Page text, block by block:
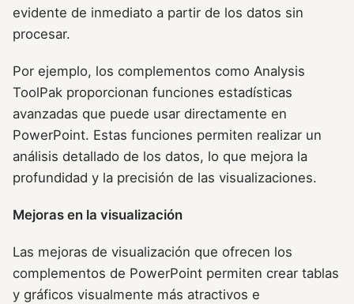
evidente de inmediato a partir de los datos sin
procesar.
Por ejemplo, los complementos como Analysis
ToolPak proporcionan funciones estadísticas
avanzadas que puede usar directamente en
PowerPoint. Estas funciones permiten realizar un
análisis detallado de los datos, lo que mejora la
profundidad y la precisión de las visualizaciones.
Mejoras en la visualización
Las mejoras de visualización que ofrecen los
complementos de PowerPoint permiten crear tablas
y gráficos visualmente más atractivos e